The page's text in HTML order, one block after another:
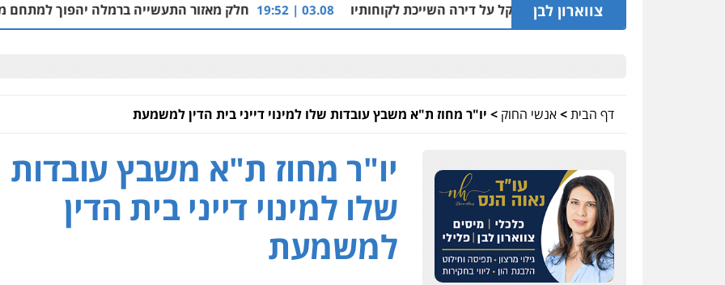
צווארון לבן
שני מיליון שקל על דירה השייכת לקוחותיו 03.08 | 19:52 חלק מאזור התעשייה ברמלה יהפוך למתחם מגורים עם 1,700 יחידות דיור
דף הבית>אנשי החוק > יו"ר מחוז ת"א משבץ עובדות שלו למינוי דייני בית הדין למשמעת
יו"ר מחוז ת"א משבץ עובדות
שלו למינוי דייני בית הדין
למשמעת